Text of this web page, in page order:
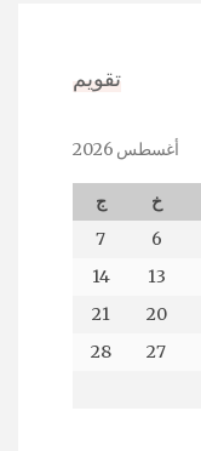
تقويم
أغسطس 2026
خ
ج
6
7
13
14
20
21
27
28